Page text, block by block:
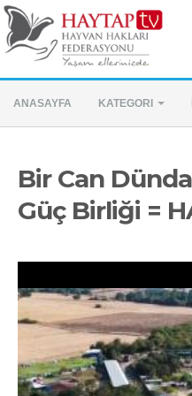
ANASAYFA KATEGORI
Bir Can
Güç Birliği =